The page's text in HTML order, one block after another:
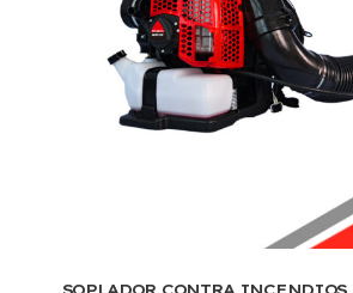
SOPLADOR CONTRA